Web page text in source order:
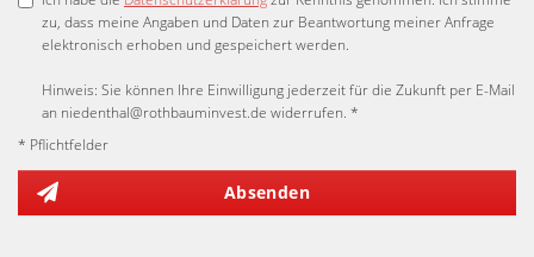
zu, dass meine Angaben und Daten zur Beantwortung meiner Anfrage
elektronisch erhoben und gespeichert werden.
Hinweis: Sie können Ihre Einwilligung jederzeit für die Zukunft per E-Mail
an niedenthal@rothbauminvest.de widerrufen. *
* Pflichtfelder
Absenden